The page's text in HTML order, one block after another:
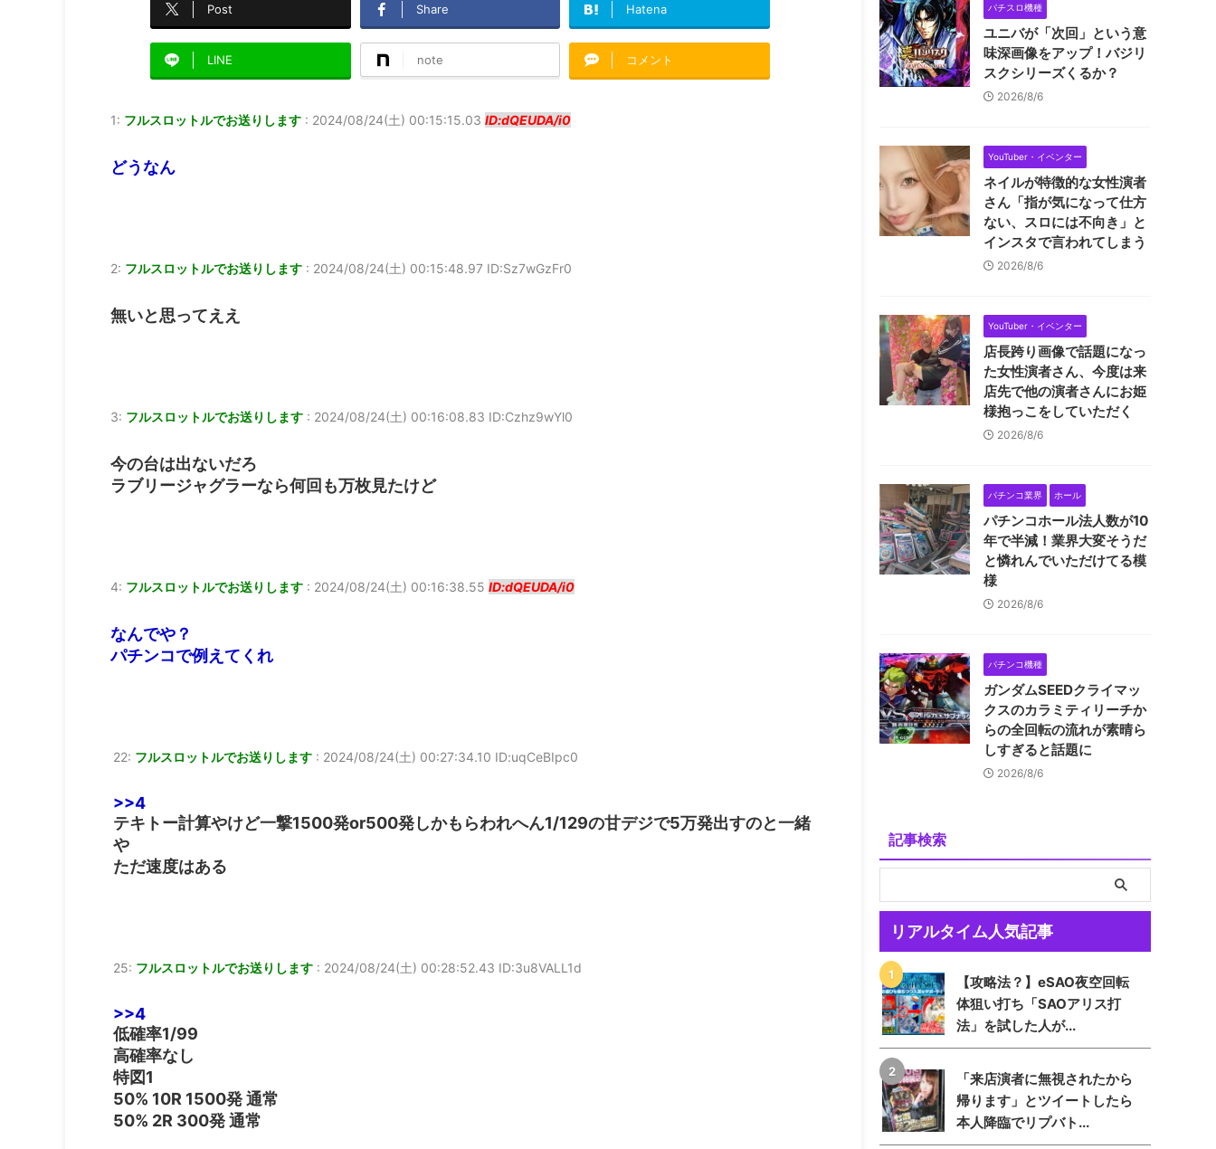
Post Share Hatena
LINE note コメント
1: フルスロットルでお送りします : 2024/08/24(土) 00:15:15.03 ID:dQEUDA/i0
どうなん
2: フルスロットルでお送りします : 2024/08/24(土) 00:15:48.97 ID:Sz7wGzFr0
無いと思ってええ
3: フルスロットルでお送りします : 2024/08/24(土) 00:16:08.83 ID:Czhz9wYl0
今の台は出ないだろ
ラブリージャグラーなら何回も万枚見たけど
4: フルスロットルでお送りします : 2024/08/24(土) 00:16:38.55 ID:dQEUDA/i0
なんでや？
パチンコで例えてくれ
22: フルスロットルでお送りします : 2024/08/24(土) 00:27:34.10 ID:uqCeBIpc0
>>4
テキトー計算やけど一撃1500発or500発しかもらわれへん1/129の甘デジで5万発出すのと一緒
や
ただ速度はある
25: フルスロットルでお送りします : 2024/08/24(土) 00:28:52.43 ID:3u8VALL1d
>>4
低確率1/99
高確率なし
特図1
50% 10R 1500発 通常
50% 2R 300発 通常
パチスロ機種
ユニバが「次回」という意
味深画像をアップ！バジリ
スクシリーズくるか？
2026/8/6
YouTuber・イベンター
ネイルが特徴的な女性演者
さん「指が気になって仕方
ない、スロには不向き」と
インスタで言われてしまう
2026/8/6
YouTuber・イベンター
店長跨り画像で話題になっ
た女性演者さん、今度は来
店先で他の演者さんにお姫
様抱っこをしていただく
2026/8/6
パチンコ業界 ホール
パチンコホール法人数が10
年で半減！業界大変そうだ
と憐れんでいただけてる模
様
2026/8/6
パチンコ機種
ガンダムSEEDクライマッ
クスのカラミティリーチか
らの全回転の流れが素晴ら
しすぎると話題に
2026/8/6
記事検索
リアルタイム人気記事
【攻略法？】eSAO夜空回転
体狙い打ち「SAOアリス打
法」を試した人が...
「来店演者に無視されたから
帰ります」とツイートしたら
本人降臨でリプバト...